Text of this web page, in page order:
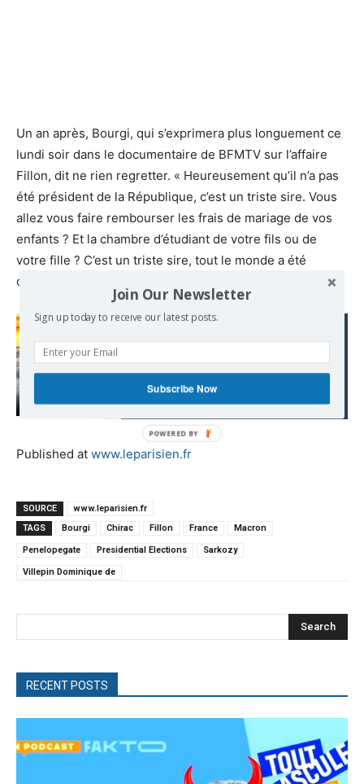
Un an après, Bourgi, qui s’exprimera plus longuement ce
lundi soir dans le documentaire de BFMTV sur l’affaire
Fillon, dit ne rien regretter. « Heureusement qu’il n’a pas
été président de la République, c’est un triste sire. Vous
allez vous faire rembourser les frais de mariage de vos
enfants ? Et la chambre d’étudiant de votre fils ou de
votre fille ? C’est un triste sire, tout le monde a été
choqué ! », conclut-il.
is probably coming after
the US election!
Published at www.leparisien.fr
SOURCE
www.leparisien.fr
TAGS
Bourgi Chirac Fillon France Macron
Penelopegate Presidential Elections Sarkozy
Villepin Dominique de
Search
RECENT POSTS
Join Our Newsletter
Sign up today to receive our latest posts.
Subscribe Now